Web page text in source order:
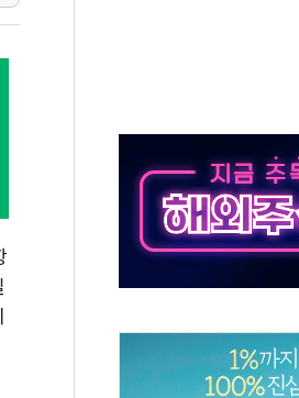
야, 경쟁상대 中과 비교해야"
께하는 '선봉'의 대민 봉사
미사일 1발 발사… 올해 10번째·42일 만
에 새 안보 위기… 반군·마약카르텔이 습
어선 구조
닌 무해한 표면 부식 물질"
여분만에 진화...외국인 노동자 숨져
즌2